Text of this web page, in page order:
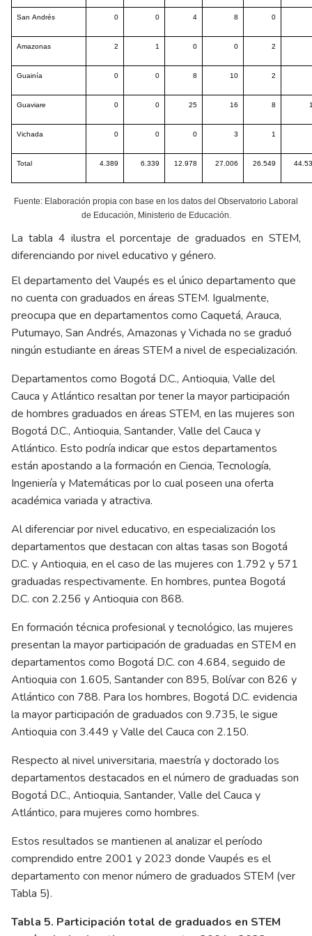
San Andrés 0 0 4 8 0
Amazonas 2 1 0 0 2
Guainía 0 0 8 10 2
Guaviare 0 0 25 16 8
Vichada 0 0 0 3 1
Total 4.389 6.339 12.978 27.006 26.549
Fuente: Elaboración propia con base en los datos del Observatorio Laboral
de Educación, Ministerio de Educación.
La tabla 4 ilustra el porcentaje de graduados en STEM,
diferenciando por nivel educativo y género.
El departamento del Vaupés es el único departamento que
no cuenta con graduados en áreas STEM. Igualmente,
preocupa que en departamentos como Caquetá, Arauca,
Putumayo, San Andrés, Amazonas y Vichada no se graduó
ningún estudiante en áreas STEM a nivel de especialización.
Departamentos como Bogotá D.C., Antioquia, Valle del
Cauca y Atlántico resaltan por tener la mayor participación
de hombres graduados en áreas STEM, en las mujeres son
Bogotá D.C., Antioquia, Santander, Valle del Cauca y
Atlántico. Esto podría indicar que estos departamentos
están apostando a la formación en Ciencia, Tecnología,
Ingeniería y Matemáticas por lo cual poseen una oferta
académica variada y atractiva.
Al diferenciar por nivel educativo, en especialización los
departamentos que destacan con altas tasas son Bogotá
D.C. y Antioquia, en el caso de las mujeres con 1.792 y 571
graduadas respectivamente. En hombres, puntea Bogotá
D.C. con 2.256 y Antioquia con 868.
En formación técnica profesional y tecnológico, las mujeres
presentan la mayor participación de graduadas en STEM en
departamentos como Bogotá D.C. con 4.684, seguido de
Antioquia con 1.605, Santander con 895, Bolívar con 826 y
Atlántico con 788. Para los hombres, Bogotá D.C. evidencia
la mayor participación de graduados con 9.735, le sigue
Antioquia con 3.449 y Valle del Cauca con 2.150.
Respecto al nivel universitaria, maestría y doctorado los
departamentos destacados en el número de graduadas son
Bogotá D.C., Antioquia, Santander, Valle del Cauca y
Atlántico, para mujeres como hombres.
Estos resultados se mantienen al analizar el período
comprendido entre 2001 y 2023 donde Vaupés es el
departamento con menor número de graduados STEM (ver
Tabla 5).
Tabla 5. Participación total de graduados en STEM